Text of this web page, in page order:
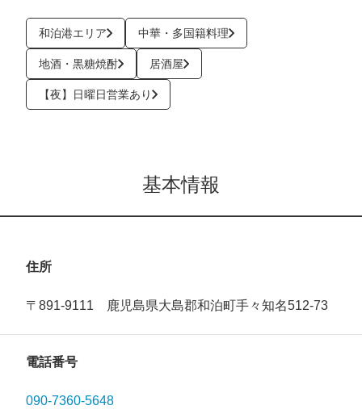
和泊港エリア 中華・多国籍料理
地酒・黒糖焼酎 居酒屋
【夜】日曜日営業あり
基本情報
住所
〒891-9111 鹿児島県大島郡和泊町手々知名512-73
電話番号
090-7360-5648